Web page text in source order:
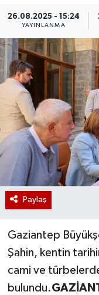
26.08.2025 - 15:24
YAYINLANMA
Paylaş
Gaziantep
Şahin, kentin
cami ve
bulundu.
İLÇELER
KÜLTÜR-
SAĞLIK-
Tüm
Son Dakika
Haber Arşivi